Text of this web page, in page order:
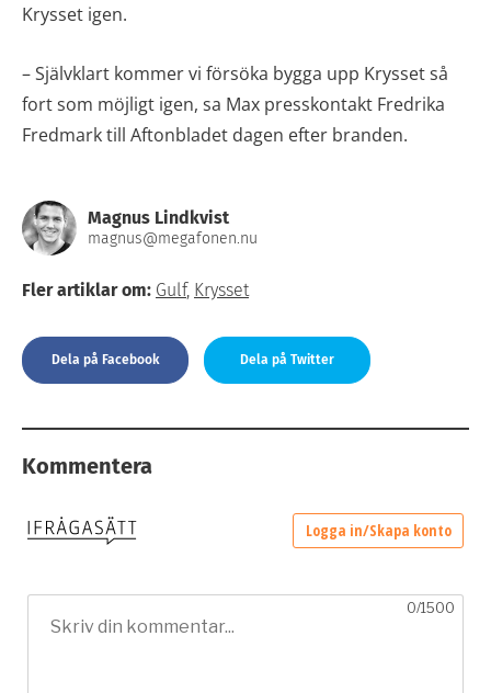
Krysset igen.
– Självklart kommer vi försöka bygga upp Krysset så
fort som möjligt igen, sa Max presskontakt Fredrika
Fredmark till Aftonbladet dagen efter branden.
Magnus Lindkvist
magnus@megafonen.nu
Fler artiklar om: Gulf, Krysset
Dela på Facebook Dela på Twitter
Kommentera